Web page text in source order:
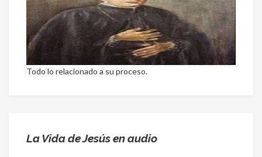
Todo lo relacionado a su proceso.
La Vida de Jesús en audio